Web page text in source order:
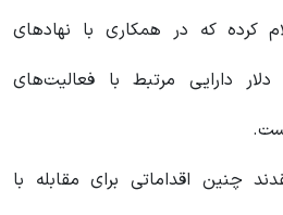
کرده که در همکاری با نهادهای
دارایی مرتبط با فعالیت‌های
چنین اقداماتی برای مقابله با